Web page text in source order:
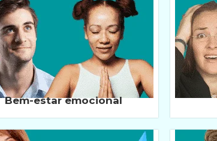
Bem-estar emocional